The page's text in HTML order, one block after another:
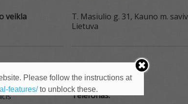
veikla
T. Masiulio g. 31, Kauno m.
Lietuva
KONTAKTAI
Telefonas:
Please follow the instructions at
features/to unblock these.